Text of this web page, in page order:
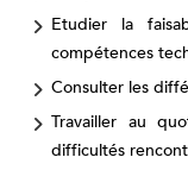
Etudier la
compétences
Consulter les
Travailler au
difficultés